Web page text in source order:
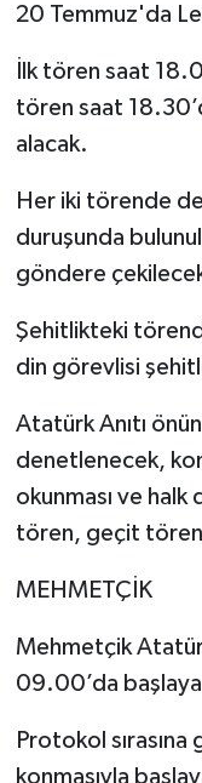
20 Temmuz'da
İlk tören saat
tören saat
alacak.
Her iki törende
duruşunda
göndere
Şehitlikteki
din görevlisi
Atatürk Anıtı
denetlenecek,
okunması ve halk
tören, geçit
MEHMETÇİK
Mehmetçik
09.00’da
Protokol sırasına
konmasıyla